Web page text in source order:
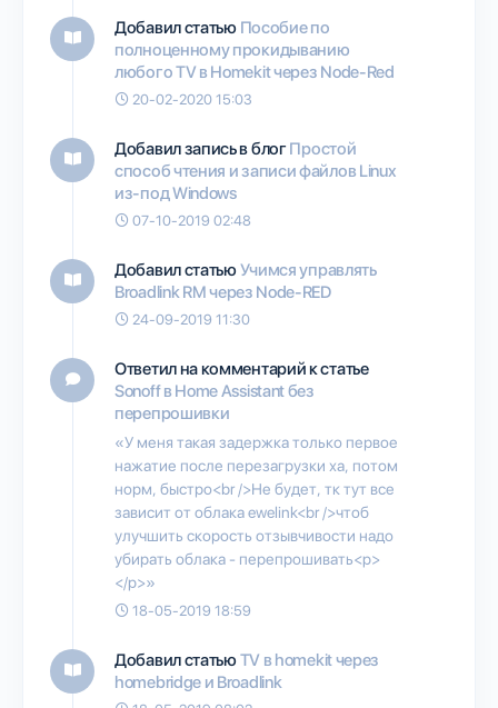
Добавил статью Пособие по
полноценному прокидыванию
любого TV в Homekit через Node-Red
20-02-2020 15:03
Добавил запись в блогПростой
способ чтения и записи файлов Linux
из-под Windows
07-10-2019 02:48
Добавил статьюУчимся управлять
Broadlink RM через Node-RED
24-09-2019 11:30
Ответил на комментарий к статье
Sonoff в Home Assistant без
перепрошивки
«У меня такая задержка только первое
нажатие после перезагрузки ха, потом
норм, быстро<br />Не будет, тк тут все
зависит от облака ewelink<br />чтоб
улучшить скорость отзывчивости надо
убирать облака - перепрошивать<p>
</p>»
18-05-2019 18:59
Добавил статьюTV в homekit через
homebridge и Broadlink